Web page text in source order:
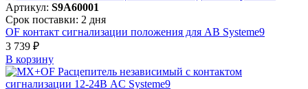
Артикул: S9A60001
Срок поставки: 2 дня
OF контакт сигнализации положения для АВ Systeme9
3 739 ₽
В корзинy